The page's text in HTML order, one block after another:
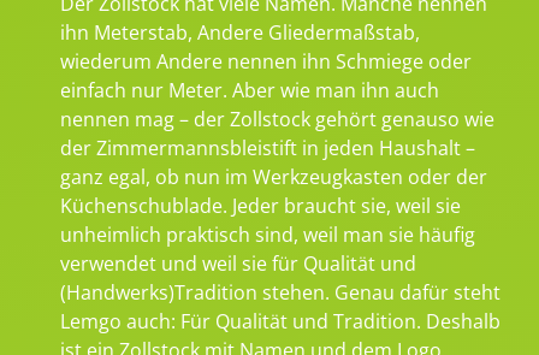
ihn Meterstab, Andere Gliedermaßstab,
wiederum Andere nennen ihn Schmiege oder
einfach nur Meter. Aber wie man ihn auch
nennen mag – der Zollstock gehört genauso wie
der Zimmermannsbleistift in jeden Haushalt –
ganz egal, ob nun im Werkzeugkasten oder der
Küchenschublade. Jeder braucht sie, weil sie
unheimlich praktisch sind, weil man sie häufig
verwendet und weil sie für Qualität und
(Handwerks)Tradition stehen. Genau dafür steht
Lemgo auch: Für Qualität und Tradition. Deshalb
ist ein Zollstock mit Namen und dem Logo